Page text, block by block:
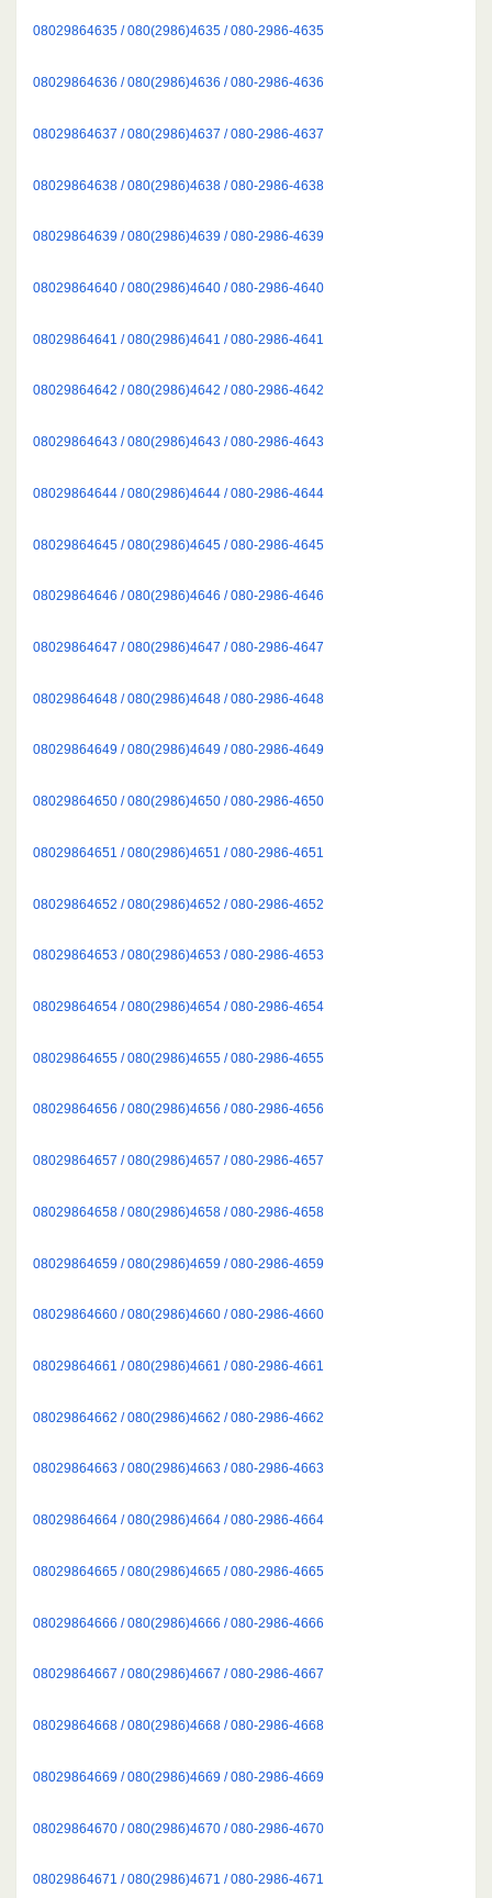
08029864635 / 080(2986)4635 / 080-2986-4635
08029864636 / 080(2986)4636 / 080-2986-4636
08029864637 / 080(2986)4637 / 080-2986-4637
08029864638 / 080(2986)4638 / 080-2986-4638
08029864639 / 080(2986)4639 / 080-2986-4639
08029864640 / 080(2986)4640 / 080-2986-4640
08029864641 / 080(2986)4641 / 080-2986-4641
08029864642 / 080(2986)4642 / 080-2986-4642
08029864643 / 080(2986)4643 / 080-2986-4643
08029864644 / 080(2986)4644 / 080-2986-4644
08029864645 / 080(2986)4645 / 080-2986-4645
08029864646 / 080(2986)4646 / 080-2986-4646
08029864647 / 080(2986)4647 / 080-2986-4647
08029864648 / 080(2986)4648 / 080-2986-4648
08029864649 / 080(2986)4649 / 080-2986-4649
08029864650 / 080(2986)4650 / 080-2986-4650
08029864651 / 080(2986)4651 / 080-2986-4651
08029864652 / 080(2986)4652 / 080-2986-4652
08029864653 / 080(2986)4653 / 080-2986-4653
08029864654 / 080(2986)4654 / 080-2986-4654
08029864655 / 080(2986)4655 / 080-2986-4655
08029864656 / 080(2986)4656 / 080-2986-4656
08029864657 / 080(2986)4657 / 080-2986-4657
08029864658 / 080(2986)4658 / 080-2986-4658
08029864659 / 080(2986)4659 / 080-2986-4659
08029864660 / 080(2986)4660 / 080-2986-4660
08029864661 / 080(2986)4661 / 080-2986-4661
08029864662 / 080(2986)4662 / 080-2986-4662
08029864663 / 080(2986)4663 / 080-2986-4663
08029864664 / 080(2986)4664 / 080-2986-4664
08029864665 / 080(2986)4665 / 080-2986-4665
08029864666 / 080(2986)4666 / 080-2986-4666
08029864667 / 080(2986)4667 / 080-2986-4667
08029864668 / 080(2986)4668 / 080-2986-4668
08029864669 / 080(2986)4669 / 080-2986-4669
08029864670 / 080(2986)4670 / 080-2986-4670
08029864671 / 080(2986)4671 / 080-2986-4671